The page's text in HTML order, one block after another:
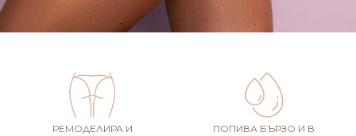
РЕМОДЕЛИРА И
ПОПИВА БЪРЗО И В